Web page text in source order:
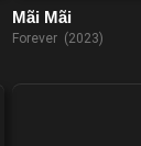
Mãi Mãi
Forever (2023)